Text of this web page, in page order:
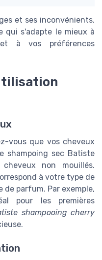
et ses inconvénients.
qui s'adapte le mieux à
à vos préférences
vous que vos cheveux
shampoing sec Batiste
non mouillés.
à votre type de
parfum. Par exemple,
pour les premières
shampooing cherry